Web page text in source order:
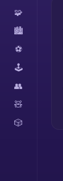
🧩
🏙️
⚽
🕹️
👥
🧸
🎲